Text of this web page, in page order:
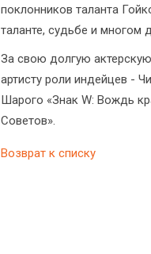
поклонников таланта
таланте, судьбе и многом
За свою долгую
артисту роли индейцев -
Шарого «Знак W: Вождь
Советов».
Возврат к списку